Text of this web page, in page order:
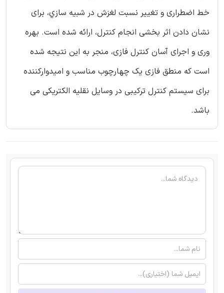
خط اضطراری و تغییر نسبت لغزش در ‌شبيه سازي، برای
نشان دادن اثر بخشی انجام کنترل، ارائه شده است. بهره
وری و اجرای آسان کنترل فازی، منجر به این نتیجه شده
است که منطق فازی یک چهارچوب مناسب و امیدوارکننده
برای سیستم کنترل ترکیبی در وسایل نقلیه الکتریکی می
باشد.